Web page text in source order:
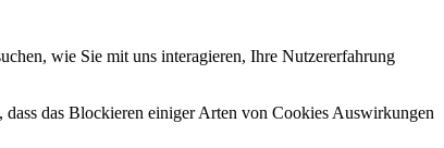
wie Sie mit uns interagieren, Ihre Nutzererfahrung
das Blockieren einiger Arten von Cookies Auswirkungen